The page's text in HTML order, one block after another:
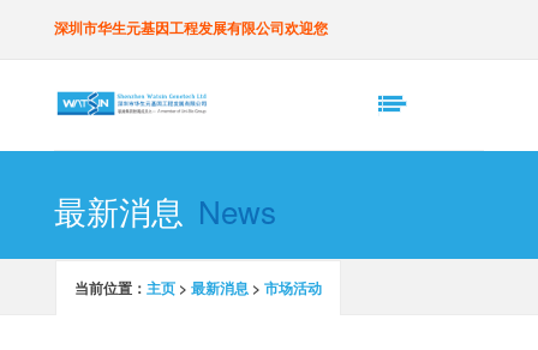
深圳市华生元基因工程发展有限公司欢迎您
最新消息 News
当前位置： 主页> 最新消息> 市场活动